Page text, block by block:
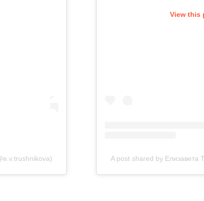
View this
A post shared by Елизавета